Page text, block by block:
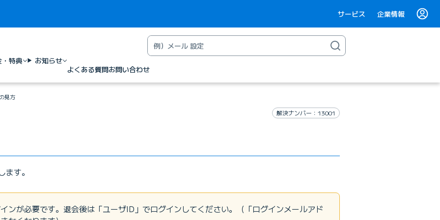
サービス 企業情報
・特典
お知らせ
よくある質問お問い合わせ
見方
解決ナンバー：13001
す。
ンが必要です。退会後は「ユーザID」でログインしてください。（「ログインメールアド